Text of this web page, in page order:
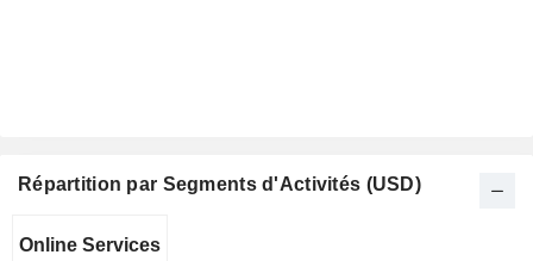
Répartition par Segments d'Activités (USD)
Online Services